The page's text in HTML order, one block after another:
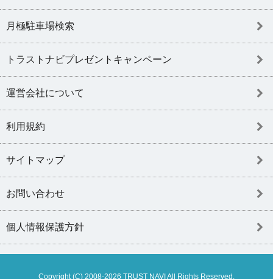
月極駐車場検索
トラストナビプレゼントキャンペーン
運営会社について
利用規約
サイトマップ
お問い合わせ
個人情報保護方針
Copyright (C) 2008-2026 TRUST NAVI All Rights Reserved.